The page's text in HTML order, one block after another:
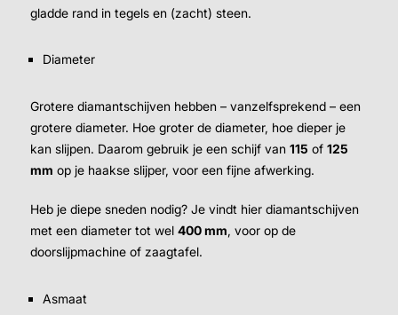
gladde rand in tegels en (zacht) steen.
Diameter
Grotere diamantschijven hebben – vanzelfsprekend – een
grotere diameter. Hoe groter de diameter, hoe dieper je
kan slijpen. Daarom gebruik je een schijf van 115 of 125
mm op je haakse slijper, voor een fijne afwerking.
Heb je diepe sneden nodig? Je vindt hier diamantschijven
met een diameter tot wel 400 mm, voor op de
doorslijpmachine of zaagtafel.
Asmaat